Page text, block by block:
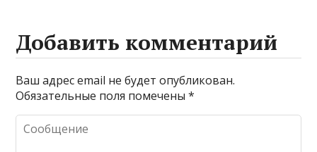
Добавить комментарий
Ваш адрес email не будет опубликован.
Обязательные поля помечены*